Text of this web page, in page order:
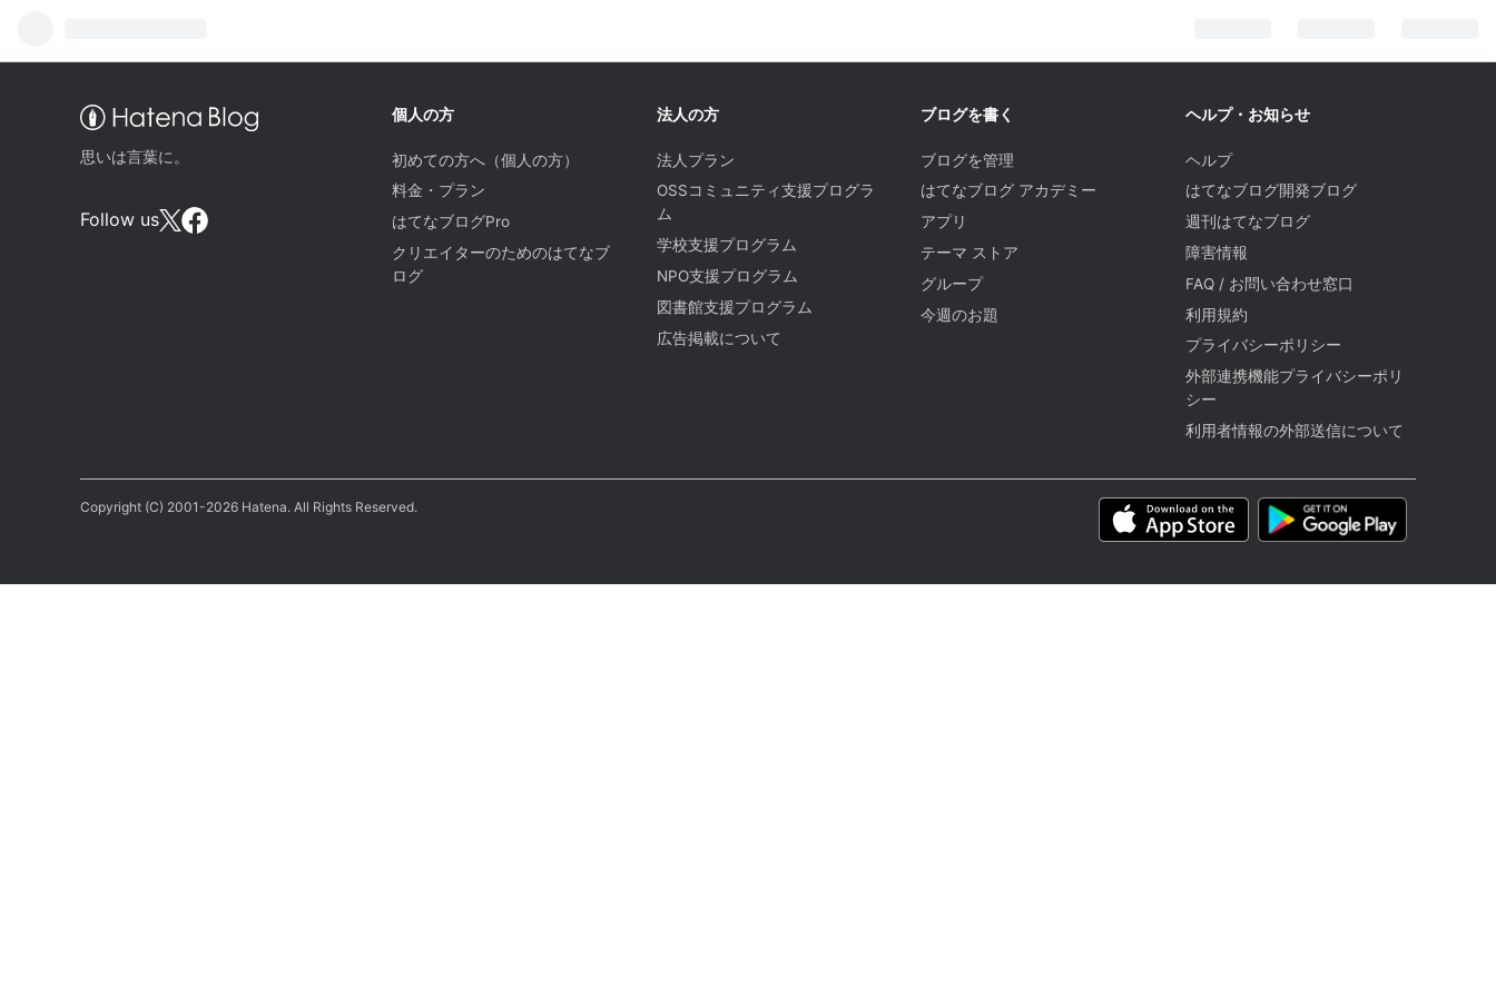
思いは言葉に。
Follow us
個人の方
初めての方へ（個人の方）
料金・プラン
はてなブログPro
クリエイターのためのはてなブ
ログ
法人の方
法人プラン
OSSコミュニティ支援プログラ
ム
学校支援プログラム
NPO支援プログラム
図書館支援プログラム
広告掲載について
ブログを書く
ブログを管理
はてなブログ アカデミー
アプリ
テーマ ストア
グループ
今週のお題
ヘルプ・お知らせ
ヘルプ
はてなブログ開発ブログ
週刊はてなブログ
障害情報
FAQ / お問い合わせ窓口
利用規約
プライバシーポリシー
外部連携機能プライバシーポリ
シー
利用者情報の外部送信について
Copyright (C) 2001-2026 Hatena. All Rights Reserved.